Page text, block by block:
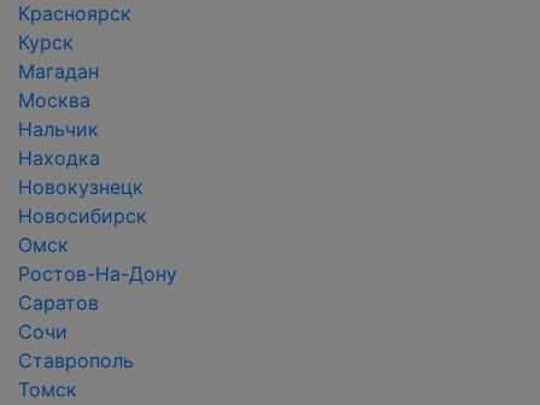
Красноярск
Курск
Магадан
Москва
Нальчик
Находка
Новокузнецк
Новосибирск
Омск
Ростов-На-Дону
Саратов
Сочи
Ставрополь
Томск